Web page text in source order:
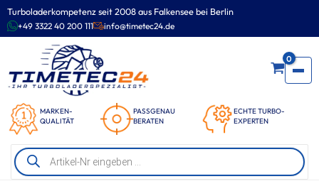
Turboladerkompetenz seit 2008 aus Falkensee bei Berlin
+49 3322 40 200 111 info@timetec24.de
MARKEN-
QUALITÄT
PASSGENAU
BERATEN
ECHTE TURBO-
EXPERTEN
0
Products
search
Zum
Inhalt
springen